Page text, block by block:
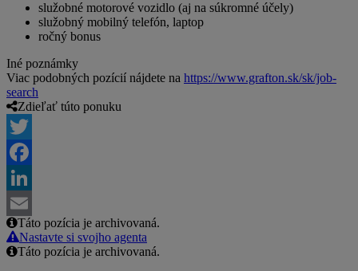
služobné motorové vozidlo (aj na súkromné účely)
služobný mobilný telefón, laptop
ročný bonus
Iné poznámky
Viac podobných pozícií nájdete na https://www.grafton.sk/sk/job-
search
Zdieľať túto ponuku
Twitter
Facebook
LinkedIn
Email
Táto pozícia je archivovaná.
Nastavte si svojho agenta
Táto pozícia je archivovaná.